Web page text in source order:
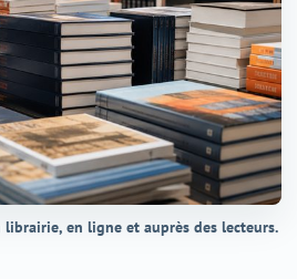
en ligne et auprès des lecteurs.